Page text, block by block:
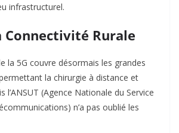
infrastructurel.
Connectivité Rurale
la 5G couvre désormais les grandes
la chirurgie à distance et
l’ANSUT (Agence Nationale du Service
n’a pas oublié les